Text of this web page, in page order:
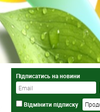
Підписатись на новини
Відмінити підписку